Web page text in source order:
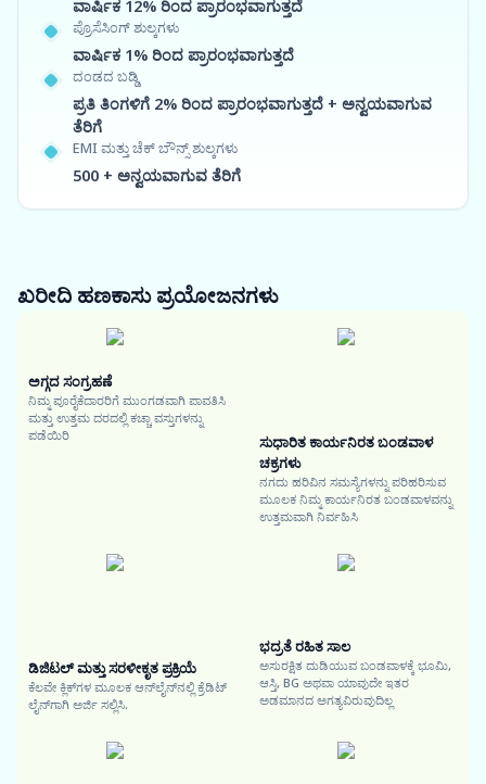
ವಾರ್ಷಿಕ 12% ರಿಂದ ಪ್ರಾರಂಭವಾಗುತ್ತದೆ
ಪ್ರೊಸೆಸಿಂಗ್ ಶುಲ್ಕಗಳು
ವಾರ್ಷಿಕ 1% ರಿಂದ ಪ್ರಾರಂಭವಾಗುತ್ತದೆ
ದಂಡದ ಬಡ್ಡಿ
ಪ್ರತಿ ತಿಂಗಳಿಗೆ 2% ರಿಂದ ಪ್ರಾರಂಭವಾಗುತ್ತದೆ + ಅನ್ವಯವಾಗುವ
ತೆರಿಗೆ
EMI ಮತ್ತು ಚೆಕ್ ಬೌನ್ಸ್ ಶುಲ್ಕಗಳು
500 + ಅನ್ವಯವಾಗುವ ತೆರಿಗೆ
ಖರೀದಿ ಹಣಕಾಸುಪ್ರಯೋಜನಗಳು
ಅಗ್ಗದ ಸಂಗ್ರಹಣೆ
ನಿಮ್ಮ ಪೂರೈಕೆದಾರರಿಗೆ ಮುಂಗಡವಾಗಿ ಪಾವತಿಸಿ
ಮತ್ತು ಉತ್ತಮ ದರದಲ್ಲಿ ಕಚ್ಚಾ ವಸ್ತುಗಳನ್ನು
ಪಡೆಯಿರಿ
ಸುಧಾರಿತ ಕಾರ್ಯನಿರತ ಬಂಡವಾಳ
ಚಕ್ರಗಳು
ನಗದು ಹರಿವಿನ ಸಮಸ್ಯೆಗಳನ್ನು ಪರಿಹರಿಸುವ
ಮೂಲಕ ನಿಮ್ಮ ಕಾರ್ಯನಿರತ ಬಂಡವಾಳವನ್ನು
ಉತ್ತಮವಾಗಿ ನಿರ್ವಹಿಸಿ
ಡಿಜಿಟಲ್ ಮತ್ತು ಸರಳೀಕೃತ ಪ್ರಕ್ರಿಯೆ
ಕೆಲವೇ ಕ್ಲಿಕ್‌ಗಳ ಮೂಲಕ ಆನ್‌ಲೈನ್‌ನಲ್ಲಿ ಕ್ರೆಡಿಟ್
ಲೈನ್‌ಗಾಗಿ ಅರ್ಜಿ ಸಲ್ಲಿಸಿ.
ಭದ್ರತೆ ರಹಿತ ಸಾಲ
ಅಸುರಕ್ಷಿತ ದುಡಿಯುವ ಬಂಡವಾಳಕ್ಕೆ ಭೂಮಿ,
ಆಸ್ತಿ, BG ಅಥವಾ ಯಾವುದೇ ಇತರ
ಅಡಮಾನದ ಅಗತ್ಯವಿರುವುದಿಲ್ಲ